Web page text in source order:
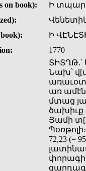
on book):
Ի
Ի
1770
Նախ՝
առ
մտաց
ծախիւք
Յամի
72,23 (=